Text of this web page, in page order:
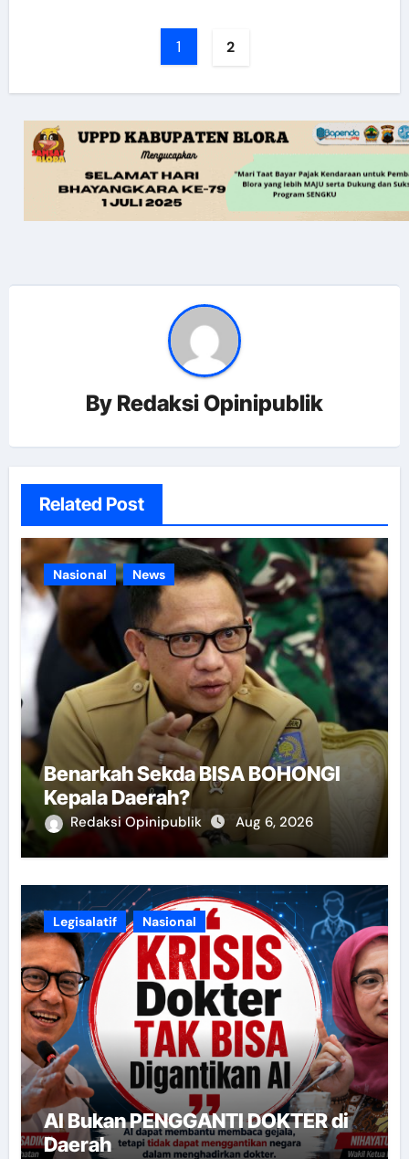
1 2
By Redaksi Opinipublik
Related Post
Nasional News
Benarkah Sekda BISA BOHONGI
Kepala Daerah?
Redaksi Opinipublik Aug 6, 2026
Legisalatif Nasional
AI Bukan PENGGANTI DOKTER di
Daerah